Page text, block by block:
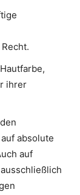
ihrer
absolute
auf